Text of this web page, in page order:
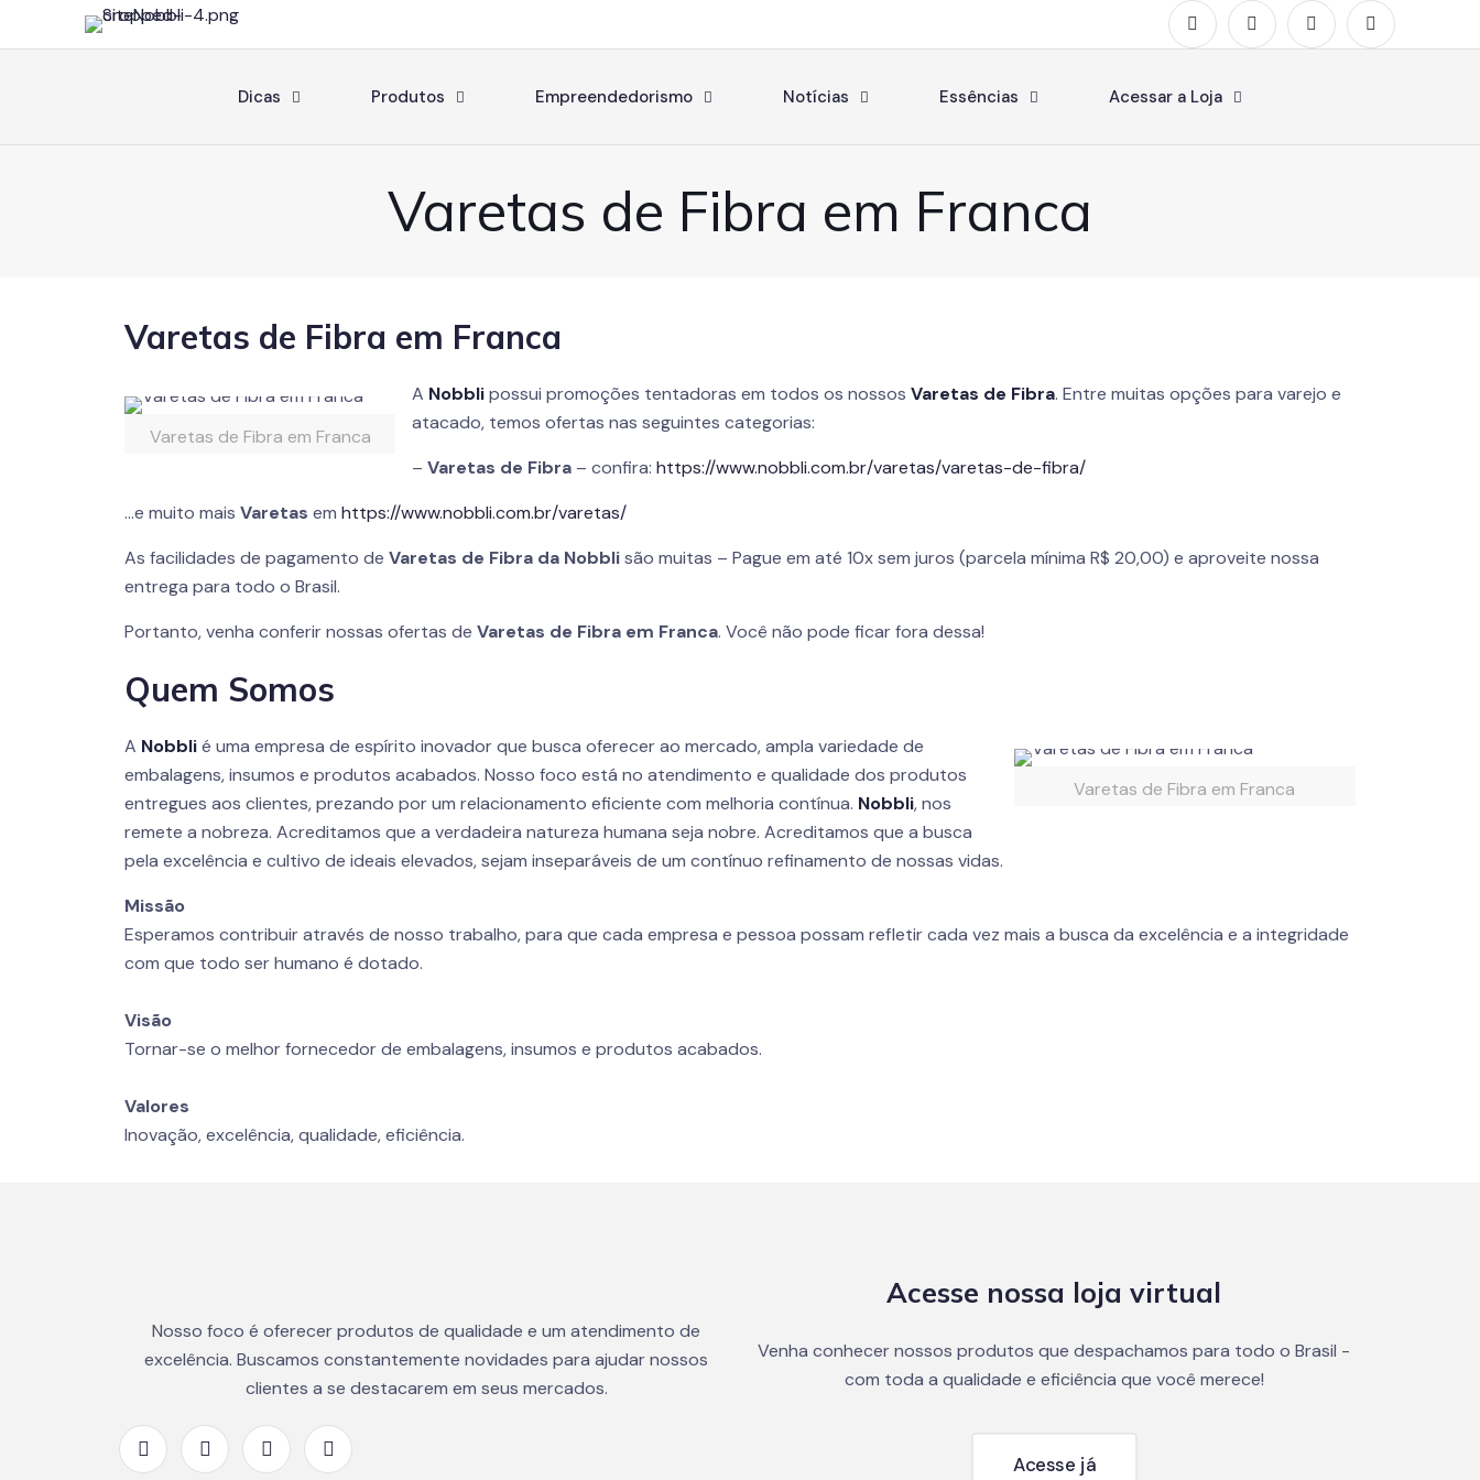
Dicas Produtos Empreendedorismo Notícias Essências Acessar a Loja
Varetas de Fibra em Franca
Varetas de Fibra em Franca
Varetas de Fibra em Franca
A Nobblipossui promoções tentadoras em todos os nossosVaretas de Fibra. Entre muitas opções para varejo e
atacado, temos ofertas nas seguintes categorias:
–Varetas de Fibra – confira:https://www.nobbli.com.br/varetas/varetas-de-fibra/
…e muito maisVaretas emhttps://www.nobbli.com.br/varetas/
As facilidades de pagamento deVaretas de Fibra da Nobblisão muitas – Pague em até 10x sem juros (parcela mínima R$ 20,00) e aproveite nossa
entrega para todo o Brasil.
Portanto, venha conferir nossas ofertas deVaretas de Fibra em Franca. Você não pode ficar fora dessa!
Quem Somos
Varetas de Fibra em Franca
A Nobblié uma empresa de espírito inovador que busca oferecer ao mercado, ampla variedade de
embalagens, insumos e produtos acabados. Nosso foco está no atendimento e qualidade dos produtos
entregues aos clientes, prezando por um relacionamento eficiente com melhoria contínua. Nobbli, nos
remete a nobreza. Acreditamos que a verdadeira natureza humana seja nobre. Acreditamos que a busca
pela excelência e cultivo de ideais elevados, sejam inseparáveis de um contínuo refinamento de nossas vidas.
Missão
Esperamos contribuir através de nosso trabalho, para que cada empresa e pessoa possam refletir cada vez mais a busca da excelência e a integridade
com que todo ser humano é dotado.
Visão
Tornar-se o melhor fornecedor de embalagens, insumos e produtos acabados.
Valores
Inovação, excelência, qualidade, eficiência.
Nosso foco é oferecer produtos de qualidade e um atendimento de
excelência. Buscamos constantemente novidades para ajudar nossos
clientes a se destacarem em seus mercados.
Acesse nossa loja virtual
Venha conhecer nossos produtos que despachamos para todo o Brasil -
com toda a qualidade e eficiência que você merece!
Acesse já